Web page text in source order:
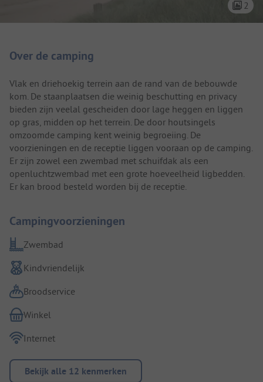
2
Over de camping
Vlak en driehoekig terrein aan de rand van de bebouwde
kom. De staanplaatsen die weinig beschutting en privacy
bieden zijn veelal gescheiden door lage heggen en liggen
op gras, midden op het terrein. De door houtsingels
omzoomde camping kent weinig begroeiing. De
voorzieningen en de receptie liggen vooraan op de camping.
Er zijn zowel een zwembad met schuifdak als een
openluchtzwembad met een grote hoeveelheid ligbedden.
Er kan brood besteld worden bij de receptie.
Campingvoorzieningen
Zwembad
Kindvriendelijk
Broodservice
Winkel
Internet
Bekijk alle 12 kenmerken